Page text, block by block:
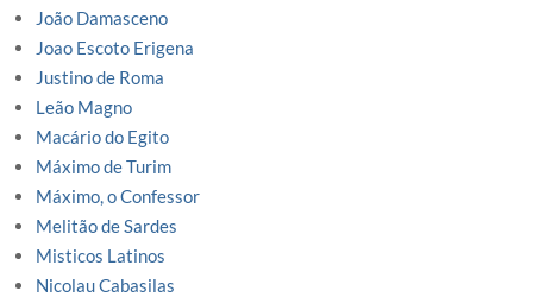
João Damasceno
Joao Escoto Erigena
Justino de Roma
Leão Magno
Macário do Egito
Máximo de Turim
Máximo, o Confessor
Melitão de Sardes
Misticos Latinos
Nicolau Cabasilas